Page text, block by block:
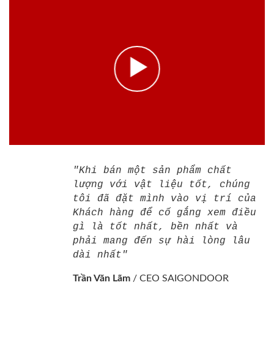
"Khi bán một sản phẩm chất
lượng với vật liệu tốt, chúng
tôi đã đặt mình vào vị trí của
Khách hàng để cố gắng xem điều
gì là tốt nhất, bền nhất và
phải mang đến sự hài lòng lâu
dài nhất"
Trần Văn Lãm / CEO SAIGONDOOR